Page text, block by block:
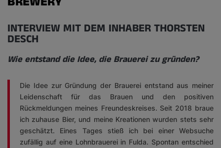
BREWERY
INTERVIEW MIT DEM INHABER THORSTEN
DESCH
Wie entstand die Idee, die Brauerei zu gründen?
Die Idee zur Gründung der Brauerei entstand aus meiner
Leidenschaft für das Brauen und den positiven
Rückmeldungen meines Freundeskreises. Seit 2018 braue
ich zuhause Bier, und meine Kreationen wurden stets sehr
geschätzt. Eines Tages stieß ich bei einer Websuche
zufällig auf eine Lohnbrauerei in Fulda. Spontan entschied